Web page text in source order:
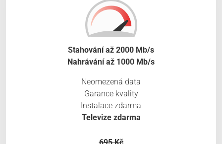
Stahování až 2000 Mb/s
Nahrávání až 1000 Mb/s
Neomezená data
Garance kvality
Instalace zdarma
Televize zdarma